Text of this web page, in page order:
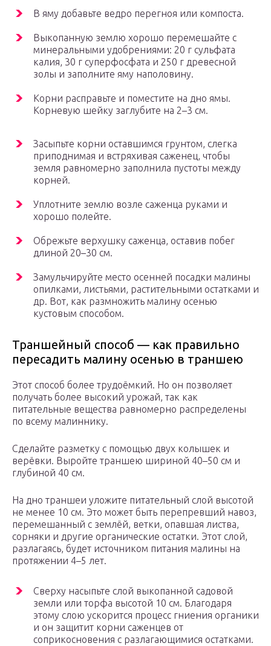
В яму добавьте ведро перегноя или компоста.
Выкопанную землю хорошо перемешайте с
минеральными удобрениями: 20 г сульфата
калия, 30 г суперфосфата и 250 г древесной
золы и заполните яму наполовину.
Корни расправьте и поместите на дно ямы.
Корневую шейку заглубите на 2–3 см.
Засыпьте корни оставшимся грунтом, слегка
приподнимая и встряхивая саженец, чтобы
земля равномерно заполнила пустоты между
корней.
Уплотните землю возле саженца руками и
хорошо полейте.
Обрежьте верхушку саженца, оставив побег
длиной 20–30 см.
Замульчируйте место осенней посадки малины
опилками, листьями, растительными остатками и
др. Вот, как размножить малину осенью
кустовым способом.
Траншейный способ — как правильно
пересадить малину осенью в траншею
Этот способ более трудоёмкий. Но он позволяет
получать более высокий урожай, так как
питательные вещества равномерно распределены
по всему малиннику.
Сделайте разметку с помощью двух колышек и
верёвки. Выройте траншею шириной 40–50 см и
глубиной 40 см.
На дно траншеи уложите питательный слой высотой
не менее 10 см. Это может быть перепревший навоз,
перемешанный с землёй, ветки, опавшая листва,
сорняки и другие органические остатки. Этот слой,
разлагаясь, будет источником питания малины на
протяжении 4–5 лет.
Сверху насыпьте слой выкопанной садовой
земли или торфа высотой 10 см. Благодаря
этому слою ускорится процесс гниения органики
и он защитит корни саженцев от
соприкосновения с разлагающимися остатками.